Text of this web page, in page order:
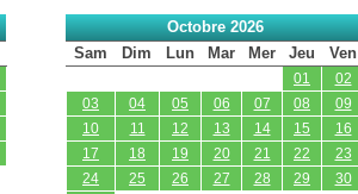
Octobre 2026
Sam
Dim Lun Mar Mer Jeu Ven
01
02
03
04 05 06 07 08
09
10
11 12 13 14 15
16
17
18 19 20 21 22
23
24
25 26 27 28 29
30